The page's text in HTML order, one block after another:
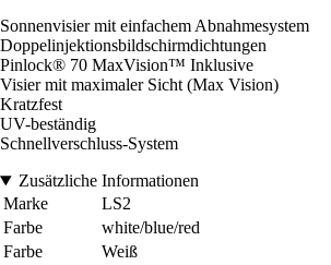
Sonnenvisier mit einfachem Abnahmesystem
Doppelinjektionsbildschirmdichtungen
Pinlock® 70 MaxVision™ Inklusive
Visier mit maximaler Sicht (Max Vision)
Kratzfest
UV-beständig
Schnellverschluss-System
Zusätzliche Informationen
Marke
LS2
Farbe
white/blue/red
Farbe
Weiß